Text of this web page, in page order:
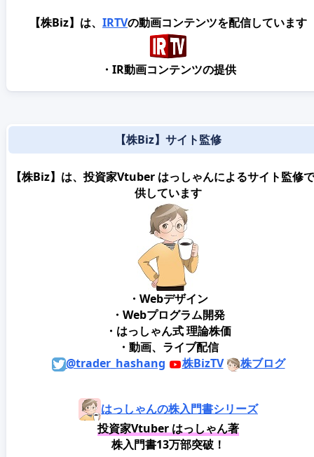
【株Biz】は、 IRTVの動画コンテンツを配信しています
・IR動画コンテンツの提供
【株Biz】サイト監修
【株Biz】は、投資家Vtuber はっしゃんによるサイト監修
供しています
・Webデザイン
・Webプログラム開発
・はっしゃん式 理論株価
・動画、ライブ配信
@trader_hashang
株BizTV 株ブログ
はっしゃんの株入門書シリーズ
投資家Vtuber はっしゃん著
株入門書13万部突破！